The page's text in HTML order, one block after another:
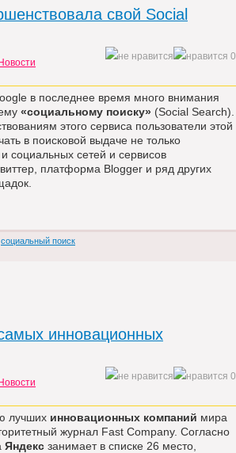
свой Social
Новости
0
в последнее время много внимания
«социальному поиску» (Social Search).
этого сервиса пользователи этой
в поисковой выдаче не только
социальных сетей и сервисов
платформа Blogger и ряд других
социальный поиск
инновационных
Новости
0
лучших инновационных компаний мира
журнал Fast Company. Согласно
Яндекс занимает в списке 26 место,